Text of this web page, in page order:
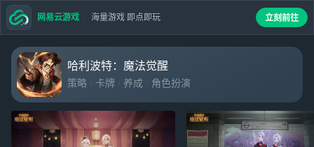
哈利波特：魔法觉醒
策略 卡牌 养成 角色扮演
网易云游戏 海量游戏 即点即玩 立刻前往